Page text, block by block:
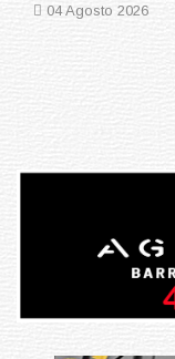
04 Agosto 2026